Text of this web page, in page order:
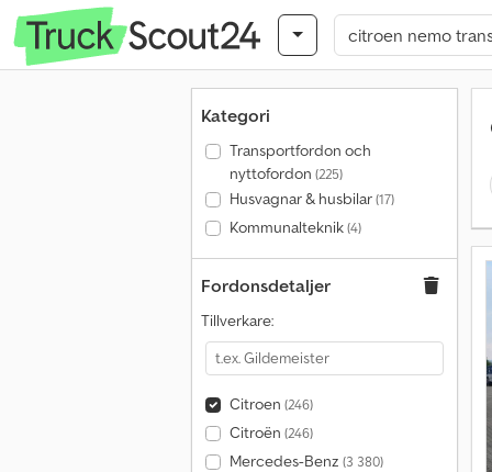
Kategori
Transportfordon och
nyttofordon (225)
Husvagnar & husbilar(17)
Kommunalteknik(4)
Fordonsdetaljer
Tillverkare:
Citroen (246)
Citroën (246)
Mercedes-Benz (3 380)